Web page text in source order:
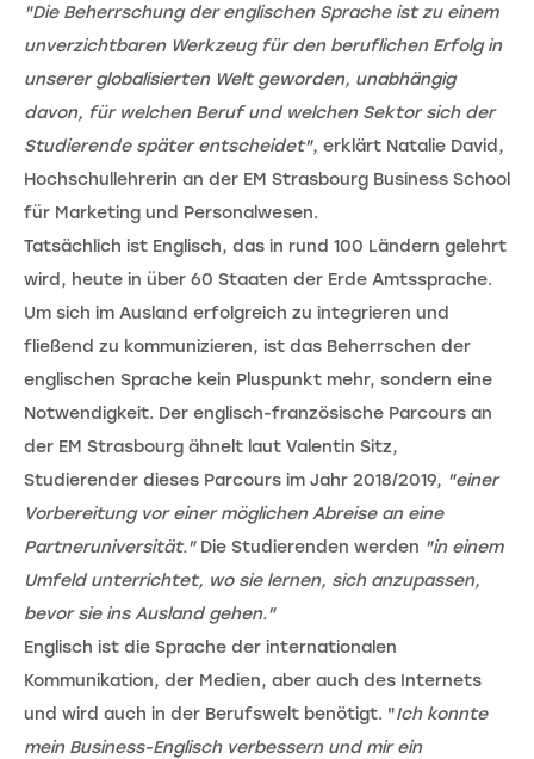
"Die Beherrschung der englischen Sprache ist zu einem
unverzichtbaren Werkzeug für den beruflichen Erfolg in
unserer globalisierten Welt geworden, unabhängig
davon, für welchen Beruf und welchen Sektor sich der
Studierende später entscheidet", erklärt Natalie David,
Hochschullehrerin an der EM Strasbourg Business School
für Marketing und Personalwesen.
Tatsächlich ist Englisch, das in rund 100 Ländern gelehrt
wird, heute in über 60 Staaten der Erde Amtssprache.
Um sich im Ausland erfolgreich zu integrieren und
fließend zu kommunizieren, ist das Beherrschen der
englischen Sprache kein Pluspunkt mehr, sondern eine
Notwendigkeit. Der englisch-französische Parcours an
der EM Strasbourg ähnelt laut Valentin Sitz,
Studierender dieses Parcours im Jahr 2018/2019, "einer
Vorbereitung vor einer möglichen Abreise an eine
Partneruniversität." Die Studierenden werden "in einem
Umfeld unterrichtet, wo sie lernen, sich anzupassen,
bevor sie ins Ausland gehen."
Englisch ist die Sprache der internationalen
Kommunikation, der Medien, aber auch des Internets
und wird auch in der Berufswelt benötigt. "Ich konnte
mein Business-Englisch verbessern und mir ein